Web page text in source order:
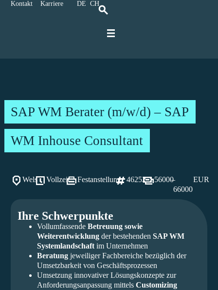
Kontakt Karriere DE CH
SAP WM Berater (m/w/d) – SAP
WM Inhouse Consultant
Wels Vollzeit Festanstellung 46252 56000–
66000
EUR
Ihre Schwerpunkte
Vollumfassende Betreuung sowie
Weiterentwicklungder bestehenden SAP WM
Systemlandschaftim Unternehmen
Beratung jeweiliger Fachbereiche bezüglich der
Umsetzbarkeit von Geschäftsprozessen
Umsetzung innovativer Lösungskonzepte zur
Anforderungsanpassung mittels Customizing